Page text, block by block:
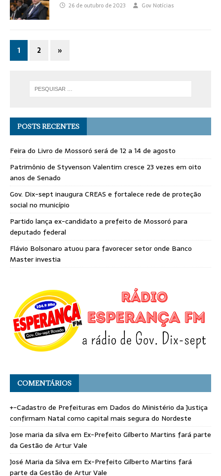
26 de outubro de 2023 Gov Notícias
1 2 »
POSTS RECENTES
Feira do Livro de Mossoró será de 12 a 14 de agosto
Patrimônio de Styvenson Valentim cresce 23 vezes em oito
anos de Senado
Gov. Dix-sept inaugura CREAS e fortalece rede de proteção
social no município
Partido lança ex-candidato a prefeito de Mossoró para
deputado federal
Flávio Bolsonaro atuou para favorecer setor onde Banco
Master investia
COMENTÁRIOS
+-Cadastro de Prefeituras em Dados do Ministério da Justiça
confirmam Natal como capital mais segura do Nordeste
Jose maria da silva em Ex-Prefeito Gilberto Martins fará parte
da Gestão de Artur Vale
José Maria da Silva em Ex-Prefeito Gilberto Martins fará
parte da Gestão de Artur Vale